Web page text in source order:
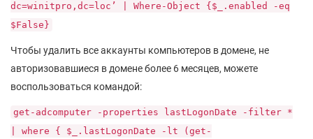
dc=winitpro,dc=loc’ | Where-Object {$_.enabled -eq
$False}
Чтобы удалить все аккаунты компьютеров в домене, не
авторизовавшиеся в домене более 6 месяцев, можете
воспользоваться командой:
get-adcomputer -properties lastLogonDate -filter *
| where { $_.lastLogonDate -lt (get-